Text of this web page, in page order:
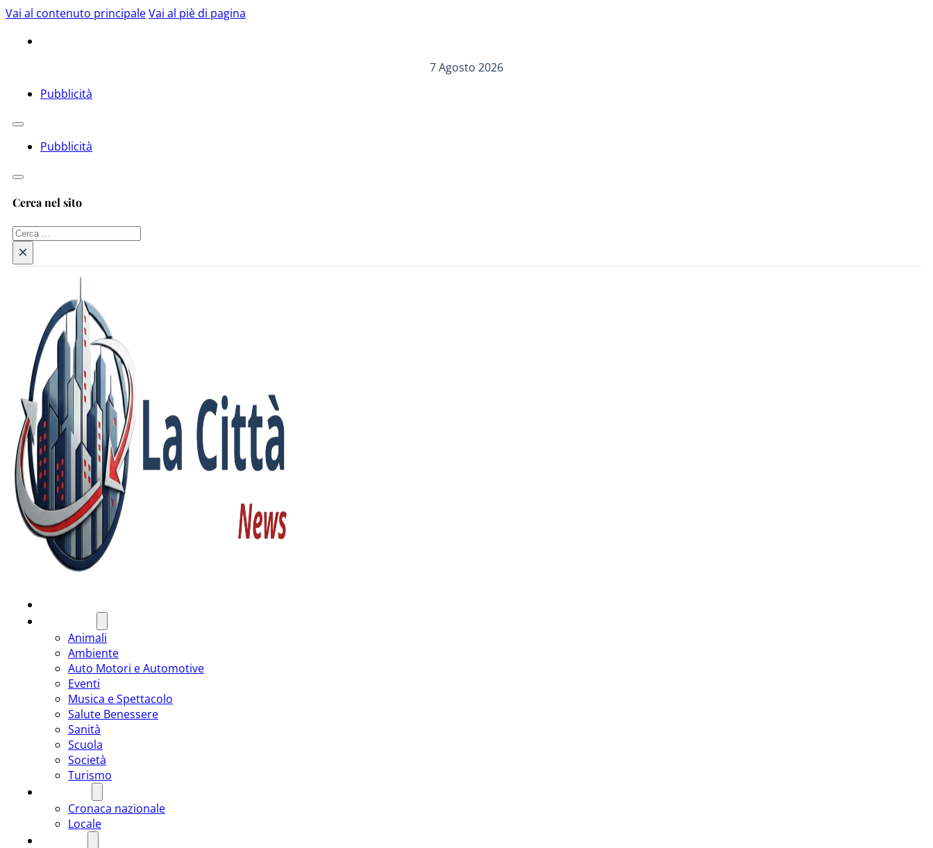
Vai al contenuto principaleVai al piè di pagina
7 Agosto 2026
Pubblicità
Pubblicità
Cerca nel sito
Cerca
×
Animali
Ambiente
Auto Motori e Automotive
Eventi
Musica e Spettacolo
Salute Benessere
Sanità
Scuola
Società
Turismo
Cronaca nazionale
Locale